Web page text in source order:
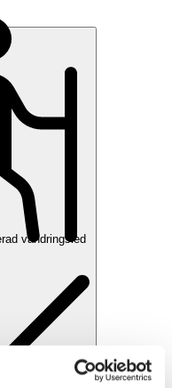
vandringsled